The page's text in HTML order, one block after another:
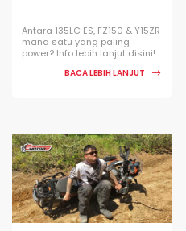
Antara 135LC ES, FZ150 & Y15ZR
mana satu yang paling
power? Info lebih lanjut disini!
BACA LEBIH LANJUT